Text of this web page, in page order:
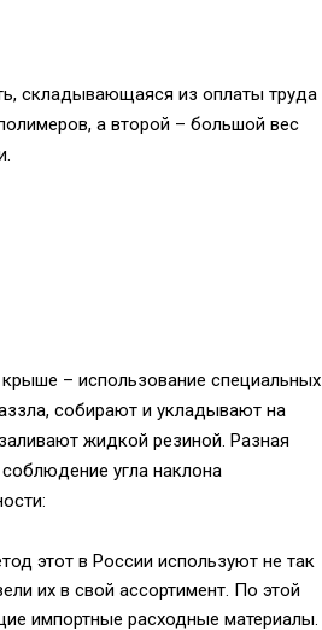
складывающаяся из оплаты труда
а второй – большой вес
– использование специальных
собирают и укладывают на
жидкой резиной. Разная
угла наклона
этот в России используют не так
их в свой ассортимент. По этой
импортные расходные материалы.